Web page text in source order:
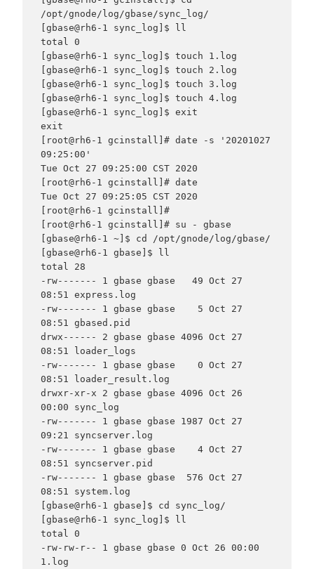
/opt/gnode/log/gbase/sync_log/
[gbase@rh6-1 sync_log]$ ll
total 0
[gbase@rh6-1 sync_log]$ touch 1.log
[gbase@rh6-1 sync_log]$ touch 2.log
[gbase@rh6-1 sync_log]$ touch 3.log
[gbase@rh6-1 sync_log]$ touch 4.log
[gbase@rh6-1 sync_log]$ exit
exit
[root@rh6-1 gcinstall]# date -s '20201027
09:25:00'
Tue Oct 27 09:25:00 CST 2020
[root@rh6-1 gcinstall]# date
Tue Oct 27 09:25:05 CST 2020
[root@rh6-1 gcinstall]#
[root@rh6-1 gcinstall]# su - gbase
[gbase@rh6-1 ~]$ cd /opt/gnode/log/gbase/
[gbase@rh6-1 gbase]$ ll
total 28
-rw------- 1 gbase gbase   49 Oct 27
08:51 express.log
-rw------- 1 gbase gbase    5 Oct 27
08:51 gbased.pid
drwx------ 2 gbase gbase 4096 Oct 27
08:51 loader_logs
-rw------- 1 gbase gbase    0 Oct 27
08:51 loader_result.log
drwxr-xr-x 2 gbase gbase 4096 Oct 26
00:00 sync_log
-rw------- 1 gbase gbase 1987 Oct 27
09:21 syncserver.log
-rw------- 1 gbase gbase    4 Oct 27
08:51 syncserver.pid
-rw------- 1 gbase gbase  576 Oct 27
08:51 system.log
[gbase@rh6-1 gbase]$ cd sync_log/
[gbase@rh6-1 sync_log]$ ll
total 0
-rw-rw-r-- 1 gbase gbase 0 Oct 26 00:00
1.log